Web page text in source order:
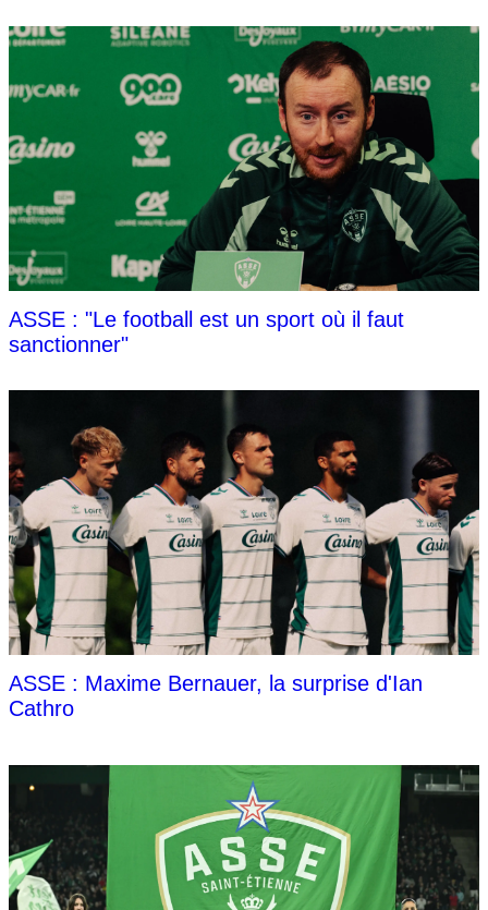
ASSE : "Le football est un sport où il faut
sanctionner"
ASSE : Maxime Bernauer, la surprise d'Ian
Cathro